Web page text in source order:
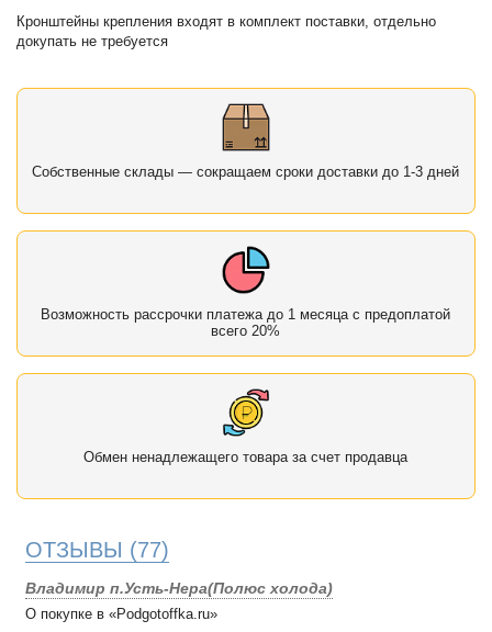
Кронштейны крепления входят в комплект поставки, отдельно
докупать не требуется
Собственные склады — сокращаем сроки доставки до 1-3 дней
Возможность рассрочки платежа до 1 месяца с предоплатой
всего 20%
Обмен ненадлежащего товара за счет продавца
ОТЗЫВЫ (77)
Владимир п.Усть-Нера(Полюс холода)
О покупке в «Podgotoffka.ru»